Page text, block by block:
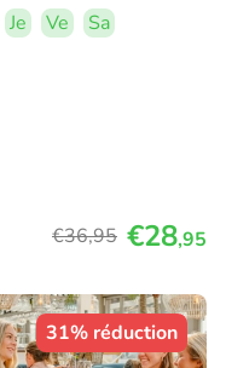
Je Ve
Sa
€36,95 €28,95
31% réduction